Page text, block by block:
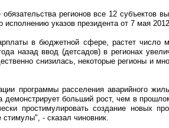
регионов все 12 субъектов
указов президента от 7 мая
в бюджетной сфере, растет число
назад ввод (детсадов) в регионах
снизилась, некоторые регионы и
программы расселения аварийного
демонстрирует больший рост, чем в
простимулировать создание новых
- сказал чиновник.